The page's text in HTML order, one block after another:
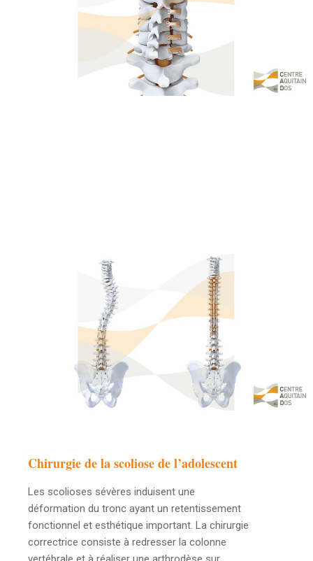
Chirurgie de la scoliose de l’adolescent
Les scolioses sévères induisent une
déformation du tronc ayant un retentissement
fonctionnel et esthétique important. La chirurgie
correctrice consiste à redresser la colonne